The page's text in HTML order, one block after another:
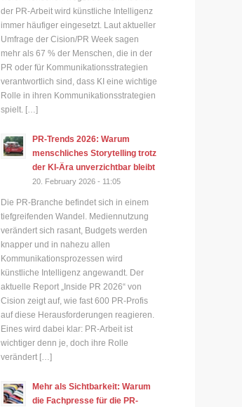
der PR-Arbeit wird künstliche Intelligenz
immer häufiger eingesetzt. Laut aktueller
Umfrage der Cision/PR Week sagen
mehr als 67 % der Menschen, die in der
PR oder für Kommunikationsstrategien
verantwortlich sind, dass KI eine wichtige
Rolle in ihren Kommunikationsstrategien
spielt. […]
PR-Trends 2026: Warum
menschliches Storytelling trotz
der KI-Ära unverzichtbar bleibt
20. February 2026 - 11:05
Die PR-Branche befindet sich in einem
tiefgreifenden Wandel. Mediennutzung
verändert sich rasant, Budgets werden
knapper und in nahezu allen
Kommunikationsprozessen wird
künstliche Intelligenz angewandt. Der
aktuelle Report „Inside PR 2026“ von
Cision zeigt auf, wie fast 600 PR-Profis
auf diese Herausforderungen reagieren.
Eines wird dabei klar: PR-Arbeit ist
wichtiger denn je, doch ihre Rolle
verändert […]
Mehr als Sichtbarkeit: Warum
die Fachpresse für die PR-